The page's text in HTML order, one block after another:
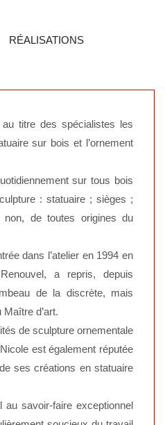
RÉALISATIONS
au titre des spécialistes les
sur bois et l’ornement
sur tous bois
: statuaire ; sièges ;
non, de toutes origines du
dans l’atelier en 1994 en
a repris, depuis
de la discrète, mais
d’art.
de sculpture ornementale
est également réputée
ses créations en statuaire
au savoir-faire exceptionnel